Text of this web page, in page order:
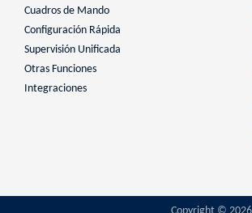
Cuadros de Mando
Configuración Rápida
Supervisión Unificada
Otras Funciones
Integraciones